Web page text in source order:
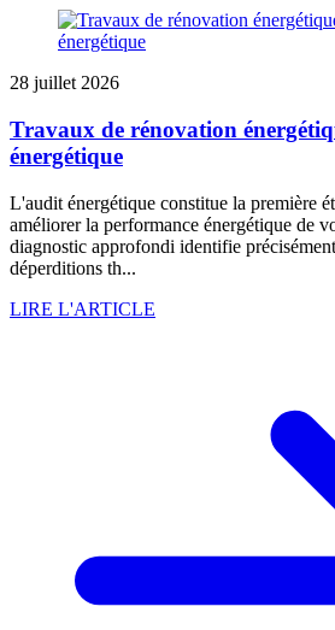
28 juillet 2026
Travaux de rénovation
énergétique
L'audit énergétique constitue la première
améliorer la performance énergétique de
diagnostic approfondi identifie
déperditions th...
LIRE L'ARTICLE